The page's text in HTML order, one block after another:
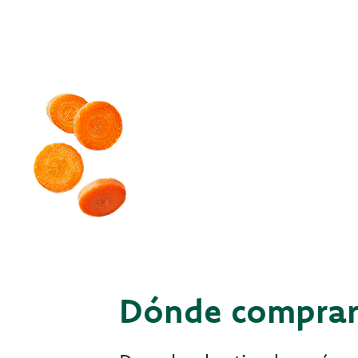
Dónde